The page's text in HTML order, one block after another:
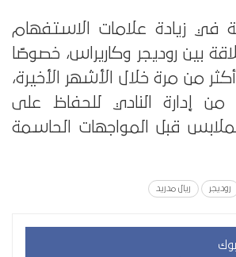
في زيادة علامات الاستفهام
بين روديجر وكاريراس، خصوصًا
من مرة خلال الأشهر الأخيرة،
إدارة النادي للحفاظ على
قبل المواجهات الحاسمة
روديجر ريال مدريد